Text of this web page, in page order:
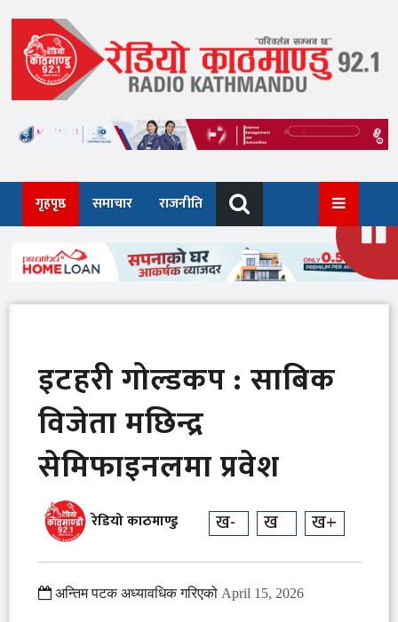
content
गृहपृष्ठ समाचार राजनीति
इटहरी गोल्डकप : साबिक
विजेता मछिन्द्र
सेमिफाइनलमा प्रवेश
रेडियो काठमाण्डु ख- ख ख+
अन्तिम पटक अध्यावधिक गरिएको April 15, 2026